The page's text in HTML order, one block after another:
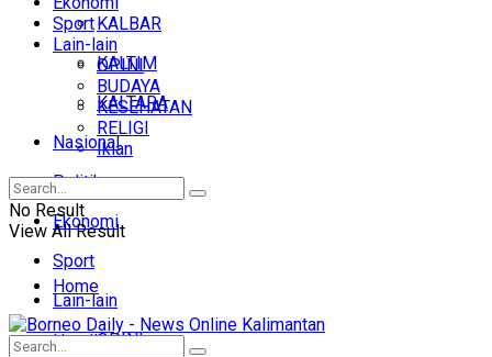
KALBAR
KALTIM
KALTARA
Nasional
Politik
Ekonomi
Sport
Lain-lain
OPINI
Sport
Lain-lain
OPINI
BUDAYA
KESEHATAN
RELIGI
Iklan
No Result
View All Result
Home
Headline